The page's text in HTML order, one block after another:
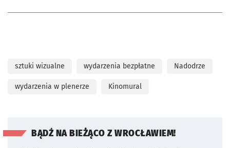
sztuki wizualne wydarzenia bezpłatne Nadodrze
wydarzenia w plenerze Kinomural
BĄDŹ NA BIEŻĄCO Z WROCŁAWIEM!